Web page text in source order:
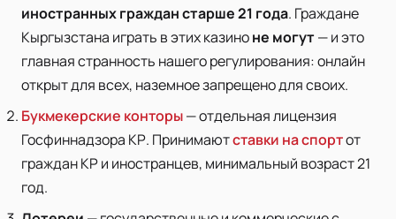
иностранных граждан старше 21 года. Граждане
Кыргызстана играть в этих казиноне могут— и это
главная странность нашего регулирования: онлайн
открыт для всех, наземное запрещено для своих.
Букмекерские конторы— отдельная лицензия
Госфиннадзора КР. Принимаютставки на спортот
граждан КР и иностранцев, минимальный возраст 21
год.